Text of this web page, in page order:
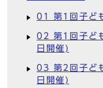
01 第1回子ど
02 第1回子ど
日開催)
03 第2回子ど
日開催)